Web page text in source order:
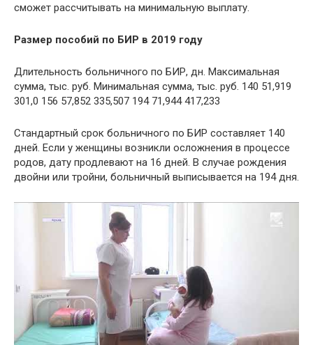
сможет рассчитывать на минимальную выплату.
Размер пособий по БИР в 2019 году
Длительность больничного по БИР, дн. Максимальная
сумма, тыс. руб. Минимальная сумма, тыс. руб. 140 51,919
301,0 156 57,852 335,507 194 71,944 417,233
Стандартный срок больничного по БИР составляет 140
дней. Если у женщины возникли осложнения в процессе
родов, дату продлевают на 16 дней. В случае рождения
двойни или тройни, больничный выписывается на 194 дня.